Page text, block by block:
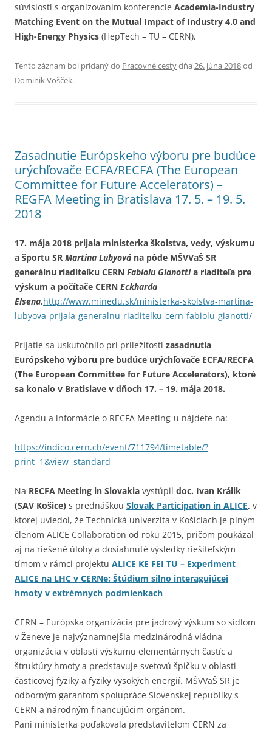
súvislosti s organizovaním konferencie Academia-Industry
Matching Event on the Mutual Impact of Industry 4.0 and
High-Energy Physics (HepTech – TU – CERN),
Tento záznam bol pridaný do Pracovné cestydňa 26. júna 2018od
Dominik Vošček.
Zasadnutie Európskeho výboru pre budúce
urýchľovače ECFA/RECFA (The European
Committee for Future Accelerators) –
REGFA Meeting in Bratislava 17. 5. – 19. 5.
2018
17. mája 2018 prijala ministerka školstva, vedy, výskumu
a športu SR Martina Lubyová na pôde MŠVVaŠ SR
generálnu riaditeľku CERN Fabiolu Gianottia riaditeľa pre
výskum a počítače CERN Eckharda
Elsena.http://www.minedu.sk/ministerka-skolstva-martina-
lubyova-prijala-generalnu-riaditelku-cern-fabiolu-gianotti/
Prijatie sa uskutočnilo pri príležitosti zasadnutia
Európskeho výboru pre budúce urýchľovače ECFA/RECFA
(The European Committee for Future Accelerators), ktoré
sa konalo v Bratislave v dňoch 17. – 19. mája 2018.
Agendu a informácie o RECFA Meeting-u nájdete na:
https://indico.cern.ch/event/711794/timetable/?
print=1&view=standard
Na RECFA Meeting in Slovakia vystúpil doc. Ivan Králik
(SAV Košice) s prednáškou Slovak Participation in ALICE, v
ktorej uviedol, že Technická univerzita v Košiciach je plným
členom ALICE Collaboration od roku 2015, pričom poukázal
aj na riešené úlohy a dosiahnuté výsledky riešiteľským
tímom v rámci projektu ALICE KE FEI TU – Experiment
ALICE na LHC v CERNe: Štúdium silno interagujúcej
hmoty v extrémnych podmienkach
CERN – Európska organizácia pre jadrový výskum so sídlom
v Ženeve je najvýznamnejšia medzinárodná vládna
organizácia v oblasti výskumu elementárnych častíc a
štruktúry hmoty a predstavuje svetovú špičku v oblasti
časticovej fyziky a fyziky vysokých energií. MŠVVaŠ SR je
odborným garantom spolupráce Slovenskej republiky s
CERN a národným financujúcim orgánom.
Pani ministerka poďakovala predstaviteľom CERN za